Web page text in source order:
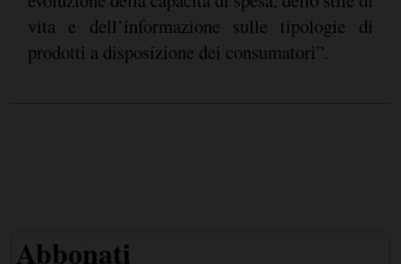
vita e dell’informazione sulle tipologie di
prodotti a disposizione dei consumatori”.